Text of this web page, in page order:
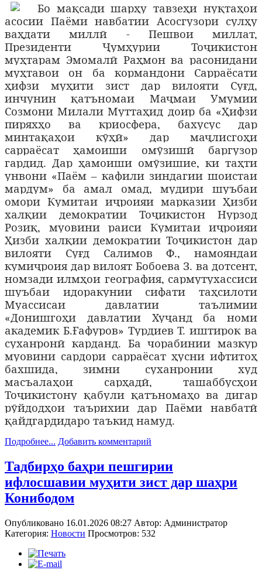
Бо мақсади шарҳу тавзеҳи нуқтаҳои
асосии Паёми навбатии Асосгузори сулҳу
ваҳдати миллӣ - Пешвои миллат,
Президенти Ҷумҳурии Тоҷикистон
муҳтарам Эмомалӣ Раҳмон ва расонидани
муҳтавои он ба кормандони Сарраёсати
ҳифзи муҳити зист дар вилояти Суғд,
инчунин қатъномаи Маҷмаи Умумии
Созмони Милали Муттаҳид доир ба «Ҳифзи
пиряхҳо ва криосфера, бахусус дар
минтақаҳои кӯҳӣ» дар маҷлисгоҳи
сарраёсат ҳамоиши омӯзишӣ баргузор
гардид. Дар ҳамоиши омӯзишие, ки таҳти
унвони «Паём – кафили зиндагии шоистаи
мардум» ба амал омад, мудири шуъбаи
омори Кумитаи иҷроияи марказии Ҳизби
халқии демократии Тоҷикистон Нурзод
Розиқ, муовини раиси Кумитаи иҷроияи
Ҳизби халқии демократии Тоҷикистон дар
вилояти Суғд Салимов Ф., намояндаи
кумиҷроия дар вилоят Бобоева З. ва дотсент,
номзади илмҳои география, сармутухассиси
шуъбаи идоракунии сифати таҳсилоти
Муассисаи давлатии таълимии
«Донишгоҳи давлатии Хуҷанд ба номи
академик Б.Ғафуров» Турдиев Т. иштирок ва
суханронӣ карданд. Ба чорабинии мазкур
муовини сардори сарраёсат ҳусни ифтитоҳ
бахшида, зимни суханронии худ
масъалаҳои сарҳадӣ, ташаббусҳои
Тоҷикистону қабули қатъномаҳо ва дигар
рӯйдодҳои таърихии дар Паёми навбатӣ
қайдгардидаро таъкид намуд.
Подробнее... Добавить комментарий
Тадбирҳо баҳри пешгирии
ифлосшавии муҳити зист дар шаҳри
Конибодом
Опубликовано 16.01.2026 08:27 Автор: Администратор
Категория: Новости Просмотров: 532